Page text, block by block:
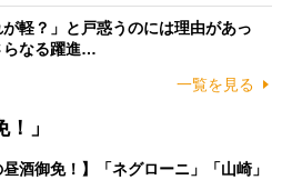
軽？」と戸惑うのには理由があっ
なる躍進…
一覧を見る
」
昼酒御免！】「ネグローニ」「山崎」